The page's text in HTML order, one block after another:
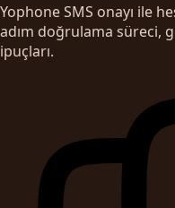
Yophone SMS onayı ile
adım doğrulama süreci,
ipuçları.